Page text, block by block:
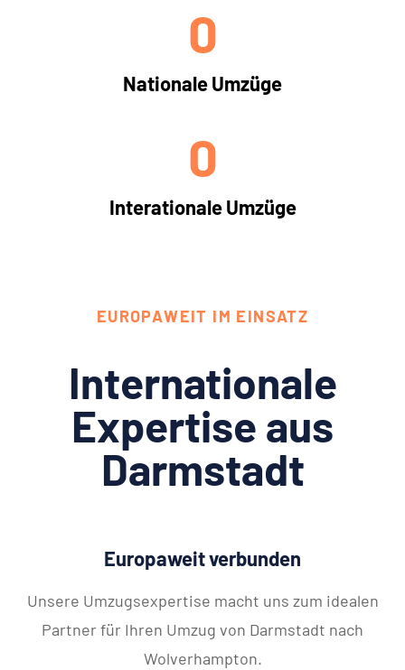
Nationale Umzüge
0
Interationale Umzüge
0
EUROPAWEIT IM EINSATZ
Internationale
Expertise aus
Darmstadt
Europaweit verbunden
Unsere Umzugsexpertise macht uns zum idealen
Partner für Ihren Umzug von Darmstadt nach
Wolverhampton.